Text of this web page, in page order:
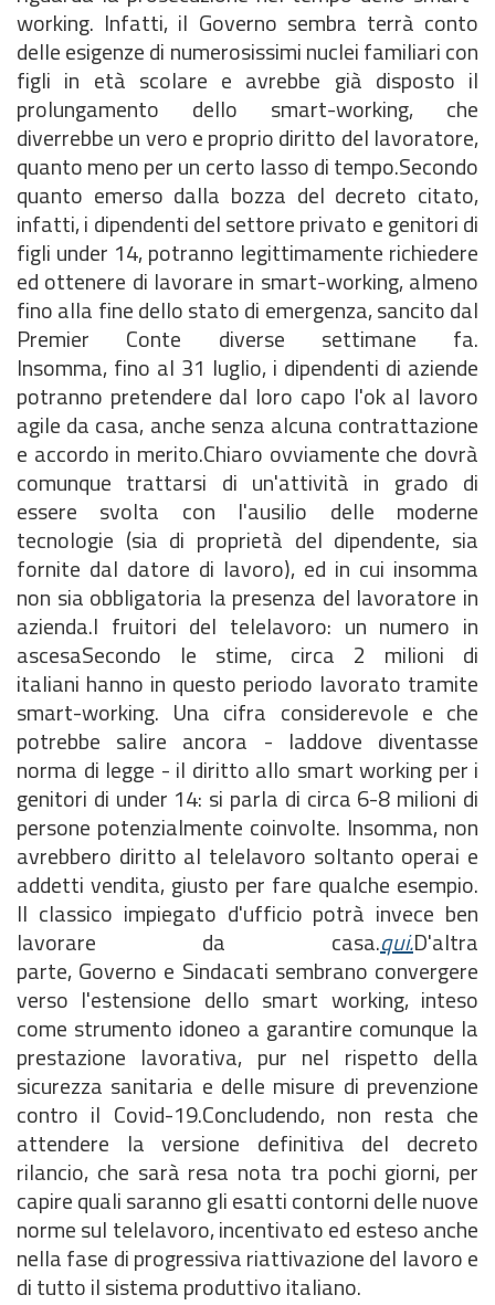
working. Infatti, il Governo sembra terrà conto
delle esigenze di numerosissimi nuclei familiari con
figli in età scolare e avrebbe già disposto il
prolungamento dello smart-working, che
diverrebbe un vero e proprio diritto del lavoratore,
quanto meno per un certo lasso di tempo.Secondo
quanto emerso dalla bozza del decreto citato,
infatti, i dipendenti del settore privato e genitori di
figli under 14, potranno legittimamente richiedere
ed ottenere di lavorare in smart-working, almeno
fino alla fine dello stato di emergenza, sancito dal
Premier Conte diverse settimane fa.
Insomma, fino al 31 luglio, i dipendenti di aziende
potranno pretendere dal loro capo l'ok al lavoro
agile da casa, anche senza alcuna contrattazione
e accordo in merito.Chiaro ovviamente che dovrà
comunque trattarsi di un'attività in grado di
essere svolta con l'ausilio delle moderne
tecnologie (sia di proprietà del dipendente, sia
fornite dal datore di lavoro), ed in cui insomma
non sia obbligatoria la presenza del lavoratore in
azienda.I fruitori del telelavoro: un numero in
ascesaSecondo le stime, circa 2 milioni di
italiani hanno in questo periodo lavorato tramite
smart-working. Una cifra considerevole e che
potrebbe salire ancora - laddove diventasse
norma di legge - il diritto allo smart working per i
genitori di under 14: si parla di circa 6-8 milioni di
persone potenzialmente coinvolte. Insomma, non
avrebbero diritto al telelavoro soltanto operai e
addetti vendita, giusto per fare qualche esempio.
Il classico impiegato d'ufficio potrà invece ben
lavorare da casa.qui.D'altra
parte, Governo e Sindacati sembrano convergere
verso l'estensione dello smart working, inteso
come strumento idoneo a garantire comunque la
prestazione lavorativa, pur nel rispetto della
sicurezza sanitaria e delle misure di prevenzione
contro il Covid-19.Concludendo, non resta che
attendere la versione definitiva del decreto
rilancio, che sarà resa nota tra pochi giorni, per
capire quali saranno gli esatti contorni delle nuove
norme sul telelavoro, incentivato ed esteso anche
nella fase di progressiva riattivazione del lavoro e
di tutto il sistema produttivo italiano.